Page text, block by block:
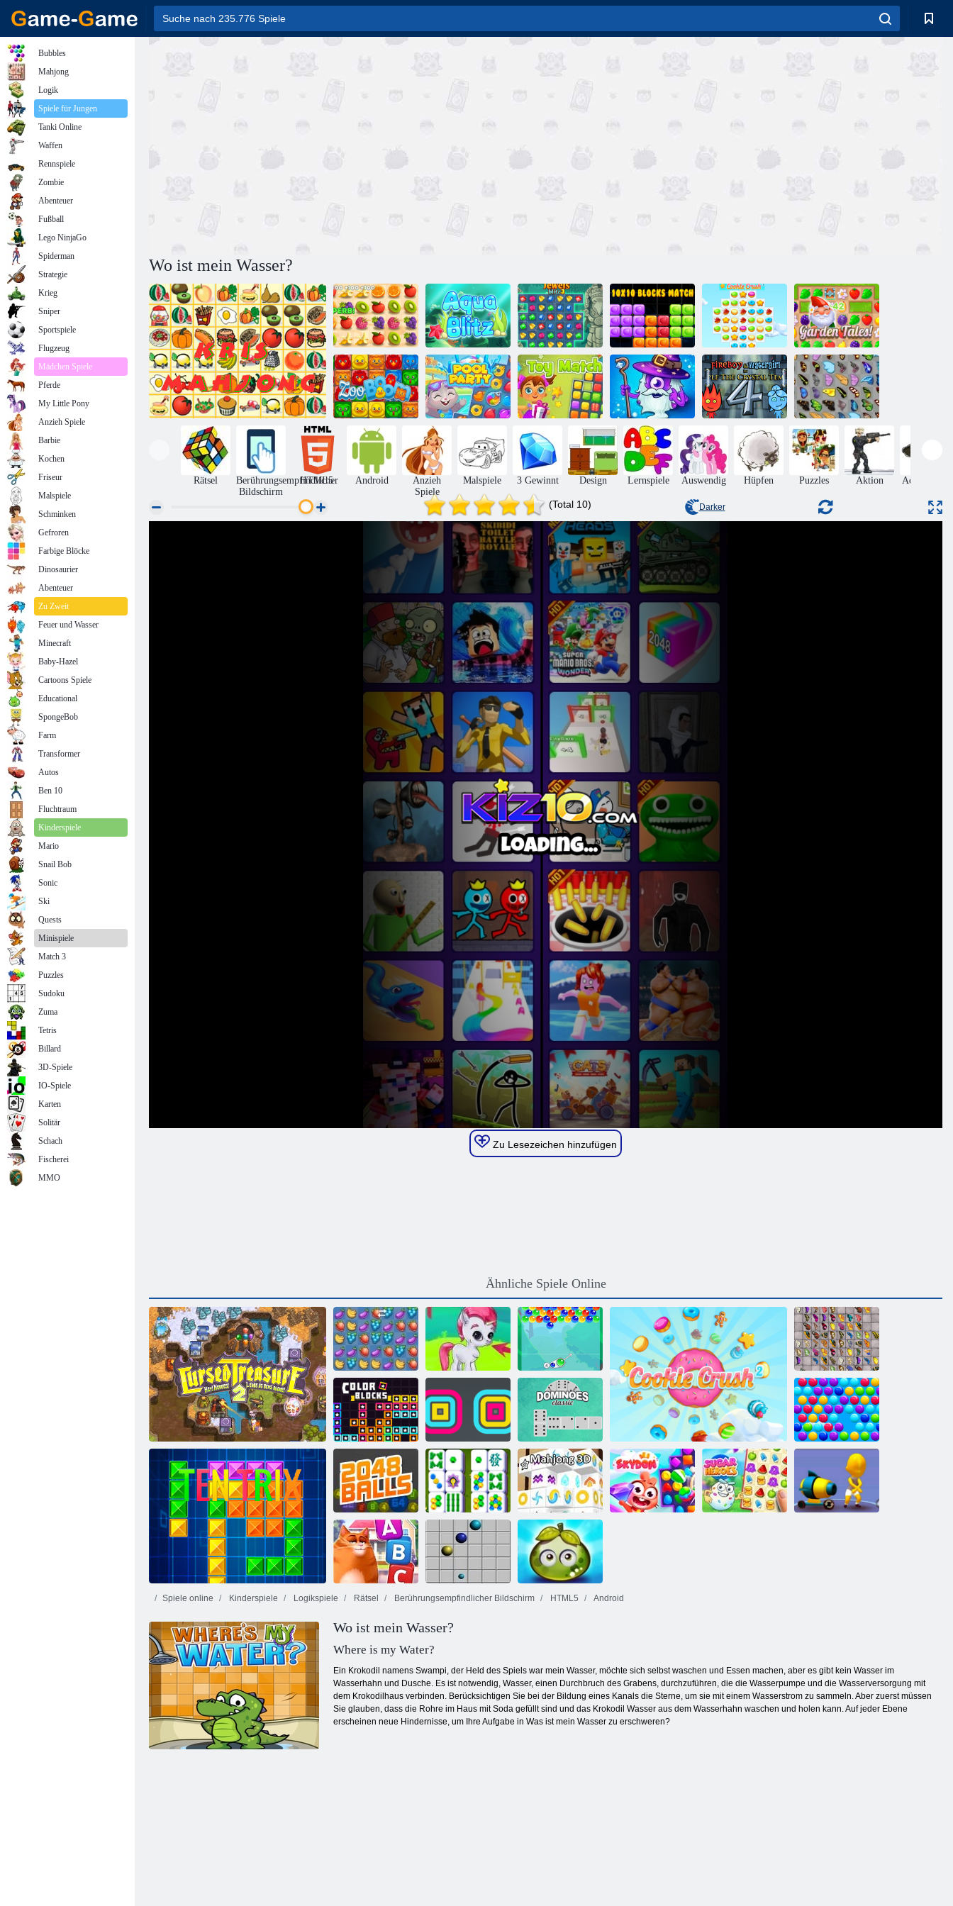
Wo ist mein Wasser?
Saftiger
Armaturenbrett
Aqua Blitz Juwelen Blitz 3
10 mal 10
Blocks Match
Cookie Crush 3 Gartengeschichten
Zoo Boom Pool Party Spiel Toy Match
Helden von
Match 3
Feuer und
Wasser 4:
Kristalltempel
Schmetterlings
Kyodai
Rätsel
Berührungsempfindlicher
Bildschirm
HTML5 Android
Anzieh
Spiele
Malspiele 3 Gewinnt Design Lernspiele Auswendig Hüpfen Puzzles Aktion Adventures
(Total 10) Darker
Zu Lesezeichen hinzufügen
Ähnliche Spiele Online
Verfluchter Schatz 2
Fruita Crush
Bubble Gemes -
3 Gewinnt
Bubble Charms
Schmetterlings
Kyodai HD
Farbblöcke Square Stapler
Ten Trix
Dominoes
Klassiker
Smarty Blasen
2048 Bälle
Mahjong
Mahjong 3d
Kitty Scramble
Spiele online Kinderspiele Logikspiele Rätsel Berührungsempfindlicher Bildschirm HTML5 Android
Wo ist mein Wasser?
Where is my Water?
Ein Krokodil namens Swampi, der Held des Spiels war mein Wasser, möchte sich selbst waschen und Essen machen, aber es gibt kein Wasser im
Wasserhahn und Dusche. Es ist notwendig, Wasser, einen Durchbruch des Grabens, durchzuführen, die die Wasserpumpe und die Wasserversorgung mit
dem Krokodilhaus verbinden. Berücksichtigen Sie bei der Bildung eines Kanals die Sterne, um sie mit einem Wasserstrom zu sammeln. Aber zuerst müssen
Sie glauben, dass die Rohre im Haus mit Soda gefüllt sind und das Krokodil Wasser aus dem Wasserhahn waschen und holen kann. Auf jeder Ebene
erscheinen neue Hindernisse, um Ihre Aufgabe in Was ist mein Wasser zu erschweren?
Bubbles
Mahjong
Logik
Spiele für Jungen
Tanki Online
Waffen
Rennspiele
Zombie
Abenteuer
Fußball
Lego NinjaGo
Spiderman
Strategie
Krieg
Sniper
Sportspiele
Flugzeug
Mädchen Spiele
Pferde
My Little Pony
Anzieh Spiele
Barbie
Kochen
Friseur
Malspiele
Schminken
Gefroren
Farbige Blöcke
Dinosaurier
Abenteuer
Zu Zweit
Feuer und Wasser
Minecraft
Baby-Hazel
Cartoons Spiele
Educational
SpongeBob
Farm
Transformer
Autos
Ben 10
Fluchtraum
Kinderspiele
Mario
Snail Bob
Sonic
Ski
Quests
Minispiele
Match 3
Puzzles
Sudoku
Zuma
Tetris
Billard
3D-Spiele
IO-Spiele
Karten
Solitär
Schach
Fischerei
MMO